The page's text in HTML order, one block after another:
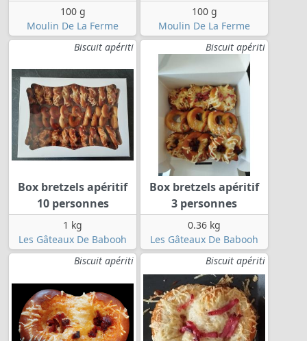
100 g
Moulin De La Ferme
100 g
Moulin De La Ferme
Biscuit apériti
Box bretzels apéritif
10 personnes
1 kg
Les Gâteaux De Babooh
Biscuit apériti
Box bretzels apéritif
3 personnes
0.36 kg
Les Gâteaux De Babooh
Biscuit apériti
Biscuit apériti